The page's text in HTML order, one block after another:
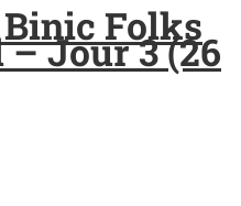
Folks
Jour 3 (26